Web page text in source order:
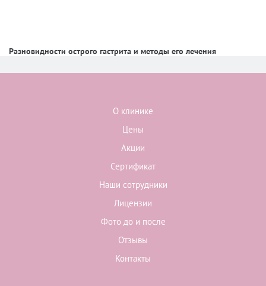
Разновидности острого гастрита и методы его лечения
О клинике
Цены
Акции
Сертификат
Наши сотрудники
Лицензии
Фото до и после
Отзывы
Контакты